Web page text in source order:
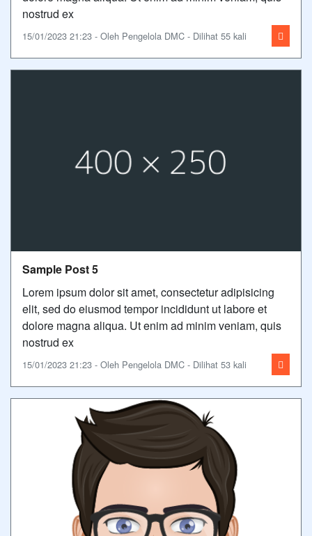
nostrud ex
15/01/2023 21:23 - Oleh Pengelola DMC - Dilihat 55 kali
Sample Post 5
Lorem ipsum dolor sit amet, consectetur adipisicing
elit, sed do eiusmod tempor incididunt ut labore et
dolore magna aliqua. Ut enim ad minim veniam, quis
nostrud ex
15/01/2023 21:23 - Oleh Pengelola DMC - Dilihat 53 kali